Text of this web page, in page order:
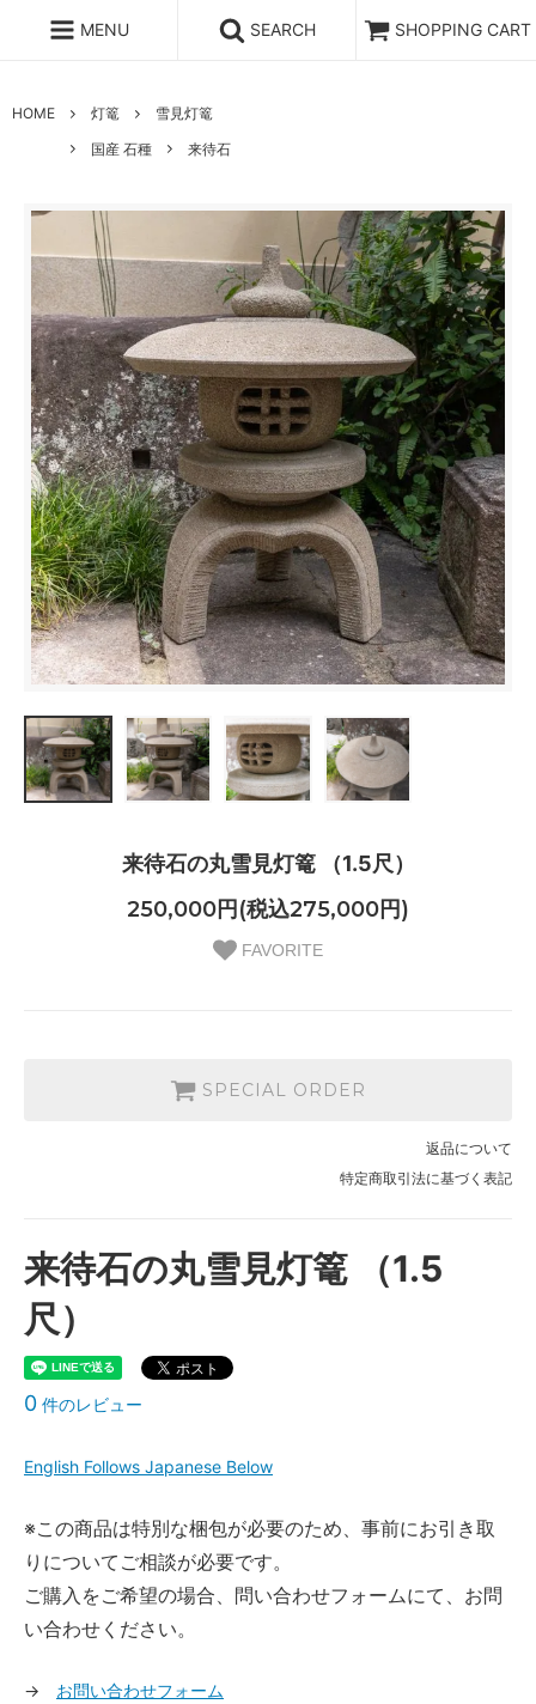
MENU SEARCH SHOPPING CART
HOME 灯篭
雪見灯篭
国産 石種
来待石
来待石の丸雪見灯篭 （1.5尺）
250,000円(税込275,000円)
FAVORITE
SPECIAL ORDER
返品について
特定商取引法に基づく表記
来待石の丸雪見灯篭 （1.5
尺）
0 件のレビュー
English Follows Japanese Below
※この商品は特別な梱包が必要のため、事前にお引き取
りについてご相談が必要です。
ご購入をご希望の場合、問い合わせフォームにて、お問
い合わせください。
→ お問い合わせフォーム